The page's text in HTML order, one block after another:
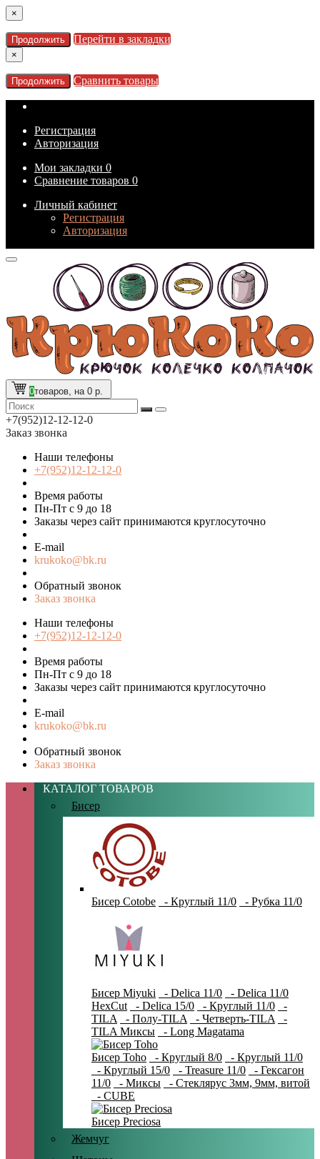
×
Продолжить Перейти в закладки
×
Продолжить Сравнить товары
Регистрация
Авторизация
Мои закладки 0
Сравнение товаров 0
Личный кабинет
Регистрация
Авторизация
0товаров, на 0 р.
+7(952)12-12-12-0
Заказ звонка
Наши телефоны
+7(952)12-12-12-0
Время работы
Пн-Пт с 9 до 18
Заказы через сайт принимаются круглосуточно
E-mail
krukoko@bk.ru
Обратный звонок
Заказ звонка
Наши телефоны
+7(952)12-12-12-0
Время работы
Пн-Пт с 9 до 18
Заказы через сайт принимаются круглосуточно
E-mail
krukoko@bk.ru
Обратный звонок
Заказ звонка
КАТАЛОГ ТОВАРОВ
Бисер
Бисер Cotobe - Круглый 11/0 - Рубка 11/0
Бисер Miyuki - Delica 11/0
- Delica 11/0
HexCut
- Delica 15/0 - Круглый 11/0
-
TILA
- Полу-TILA - Четверть-TILA
-
TILA Миксы
- Long Magatama
Бисер Toho - Круглый 8/0
- Круглый 11/0
- Круглый 15/0
- Treasure 11/0
- Гексагон
11/0
- Миксы
- Стеклярус 3мм, 9мм, витой
- CUBE
Бисер Preciosa
Жемчуг